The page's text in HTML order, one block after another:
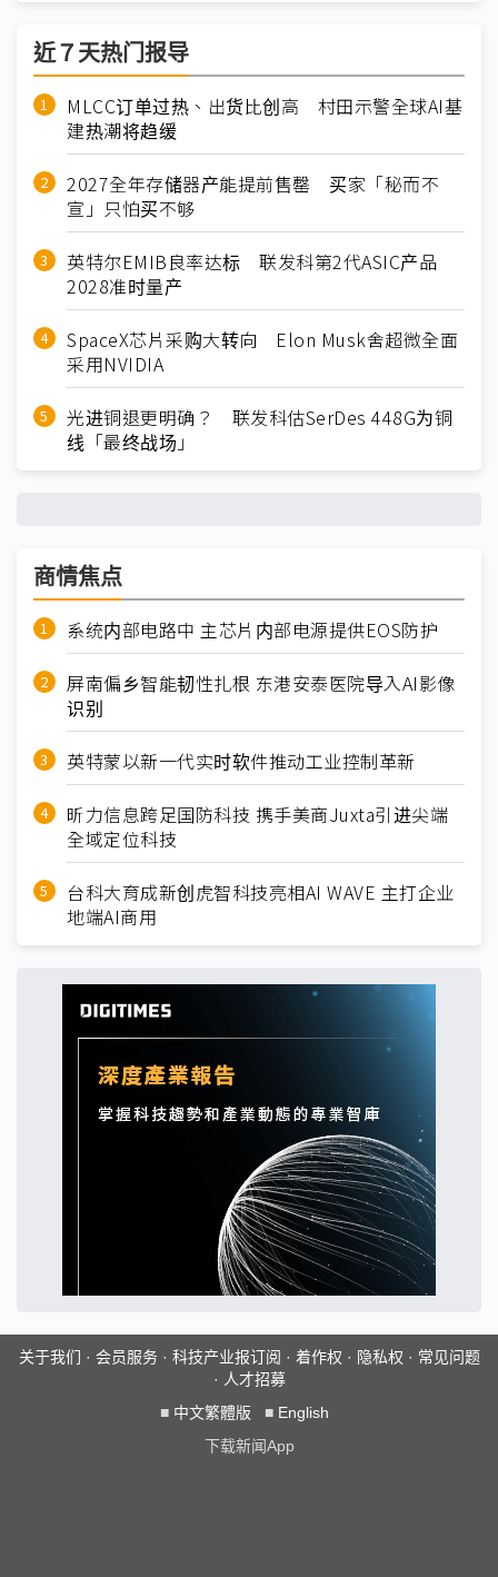
近７天热门报导
MLCC订单过热、出货比创高 村田示警全球AI基
建热潮将趋缓
2027全年存储器产能提前售罄 买家「秘而不
宣」只怕买不够
英特尔EMIB良率达标 联发科第2代ASIC产品
2028准时量产
SpaceX芯片采购大转向 Elon Musk舍超微全面
采用NVIDIA
光进铜退更明确？ 联发科估SerDes 448G为铜
线「最终战场」
商情焦点
系统内部电路中 主芯片内部电源提供EOS防护
屏南偏乡智能韧性扎根 东港安泰医院导入AI影像
识别
英特蒙以新一代实时软件推动工业控制革新
昕力信息跨足国防科技 携手美商Juxta引进尖端
全域定位科技
台科大育成新创虎智科技亮相AI WAVE 主打企业
地端AI商用
关于我们 · 会员服务· 科技产业报订阅 · 着作权 · 隐私权 · 常见问题
· 人才招募
■ 中文繁體版 ■ English
下载新闻App